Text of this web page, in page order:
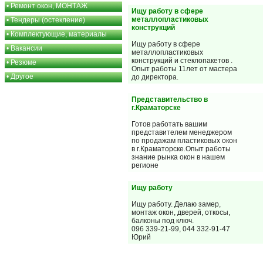
•Ремонт окон, МОНТАЖ
•Тендеры (остекление)
•Комплектующие, материалы
•Вакансии
•Резюме
•Другое
Ищу работу в сфере
металлопластиковых
конструкций
Ищу работу в сфере
металлопластиковых
конструкций и стеклопакетов .
Опыт работы 11лет от мастера
до директора.
Представительство в
г.Краматорске
Готов работать вашим
представителем менеджером
по продажам пластиковых окон
в г.Краматорске.Опыт работы
знание рынка окон в нашем
регионе
Ищу работу
Ищу работу. Делаю замер,
монтаж окон, дверей, откосы,
балконы под ключ.
096 339-21-99, 044 332-91-47
Юрий